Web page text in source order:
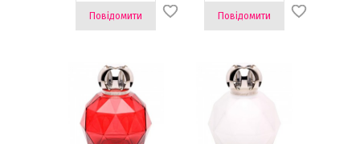
Повідомити
Повідомити